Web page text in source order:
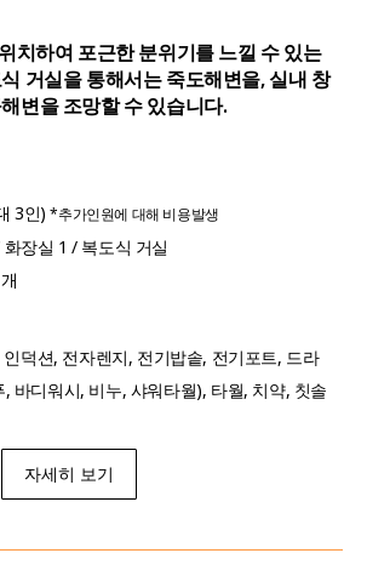
치하여 포근한 분위기를 느낄 수 있는
거실을 통해서는 죽도해변을, 실내 창
변을 조망할 수 있습니다.
3인)*추가인원에 대해 비용발생
장실 1 / 복도식 거실
인덕션, 전자렌지, 전기밥솥, 전기포트, 드라
바디워시, 비누, 샤워타월), 타월, 치약, 칫솔
자세히 보기